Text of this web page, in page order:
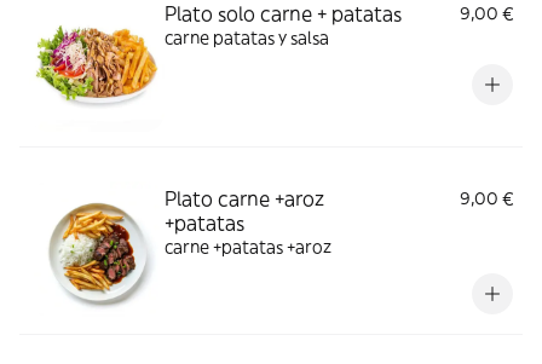
Plato solo carne + patatas
9,00 €
carne patatas y salsa
Plato carne +aroz
+patatas
9,00 €
carne +patatas +aroz